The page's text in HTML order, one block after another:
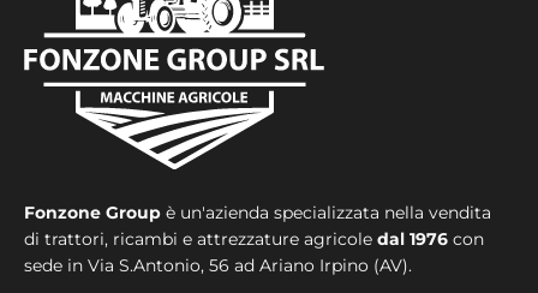
Fonzone Group è un'azienda specializzata nella vendita
di trattori, ricambi e attrezzature agricole dal 1976 con
sede in Via S.Antonio, 56 ad Ariano Irpino (AV).